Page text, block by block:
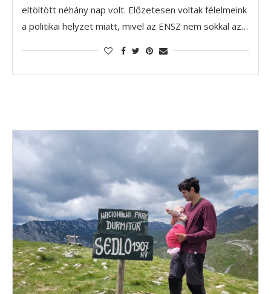
eltöltött néhány nap volt. Előzetesen voltak félelmeink
a politikai helyzet miatt, mivel az ENSZ nem sokkal az…